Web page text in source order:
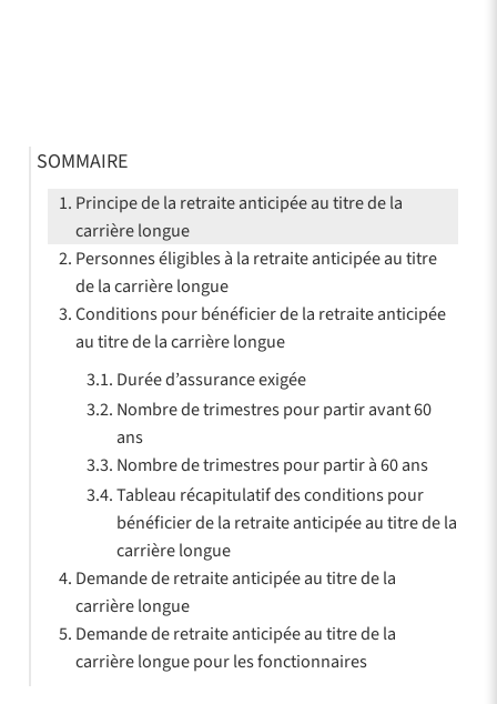
SOMMAIRE
Principe de la retraite anticipée au titre de la
carrière longue
Personnes éligibles à la retraite anticipée au titre
de la carrière longue
Conditions pour bénéficier de la retraite anticipée
au titre de la carrière longue
Durée d’assurance exigée
Nombre de trimestres pour partir avant 60
ans
Nombre de trimestres pour partir à 60 ans
Tableau récapitulatif des conditions pour
bénéficier de la retraite anticipée au titre de la
carrière longue
Demande de retraite anticipée au titre de la
carrière longue
Demande de retraite anticipée au titre de la
carrière longue pour les fonctionnaires